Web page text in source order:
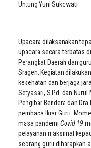
Untung Yuni Sukowati.
Upacara dilaksanakan
upacara secara terbatas
Perangkat Daerah dan
Sragen. Kegiatan
kesehatan dan berjaga
Setyasari, S.Pd. dan
Pengibar Bendera dan
pembaca Ikrar Guru.
masa pandemi Covid 19
pelayanan maksimal
seorang guru diharapkan